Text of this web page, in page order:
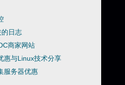
日志
商家网站
惠与Linux技术分享
服务器优惠